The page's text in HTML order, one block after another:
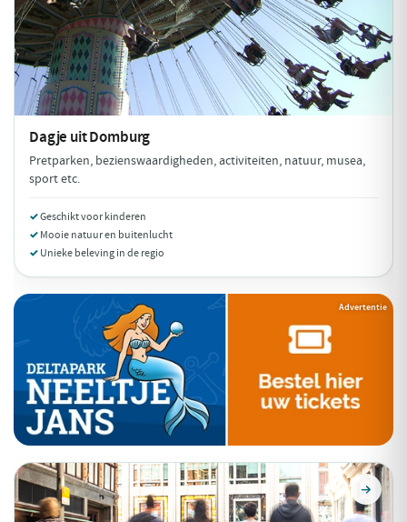
Dagje uitDomburg
Pretparken, bezienswaardigheden, activiteiten, natuur, musea,
sport etc.
Geschikt voor kinderen
Mooie natuur en buitenlucht
Unieke beleving in de regio